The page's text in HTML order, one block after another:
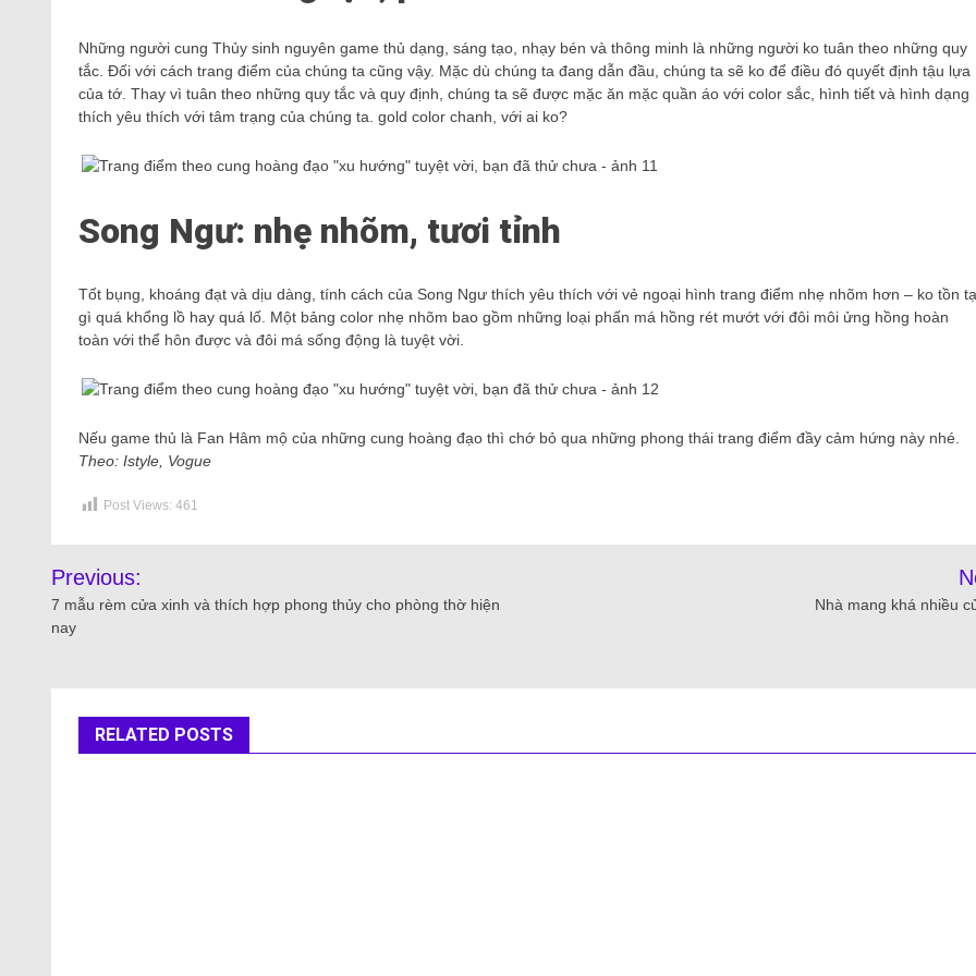
Những người cung Thủy sinh nguyên game thủ dạng, sáng tạo, nhạy bén và thông minh là những người ko tuân theo những quy
tắc. Đối với cách trang điểm của chúng ta cũng vậy. Mặc dù chúng ta đang dẫn đầu, chúng ta sẽ ko để điều đó quyết định tậu lựa
của tớ. Thay vì tuân theo những quy tắc và quy định, chúng ta sẽ được mặc ăn mặc quần áo với color sắc, hình tiết và hình dạng
thích yêu thích với tâm trạng của chúng ta. gold color chanh, với ai ko?
Song Ngư: nhẹ nhõm, tươi tỉnh
Tốt bụng, khoáng đạt và dịu dàng, tính cách của Song Ngư thích yêu thích với vẻ ngoại hình trang điểm nhẹ nhõm hơn – ko tồn
gì quá khổng lồ hay quá lố. Một bảng color nhẹ nhõm bao gồm những loại phấn má hồng rét mướt với đôi môi ửng hồng hoàn
toàn với thể hôn được và đôi má sống động là tuyệt vời.
Nếu game thủ là Fan Hâm mộ của những cung hoàng đạo thì chớ bỏ qua những phong thái trang điểm đầy cảm hứng này nhé.
Theo: Istyle, Vogue
Post Views: 461
Previous:
7 mẫu rèm cửa xinh và thích hợp phong thủy cho phòng thờ hiện
nay
Nhà mang khá nhiều
RELATED POSTS